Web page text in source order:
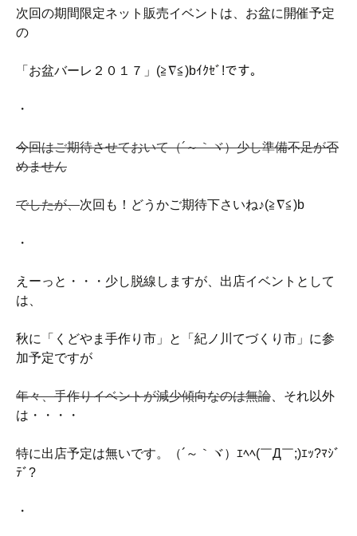
次回の期間限定ネット販売イベントは、お盆に開催予定
の
「お盆バーレ２０１７」(≧∇≦)bｲｸｾﾞ!です。
・
今回はご期待させておいて（´～｀ヾ）少し準備不足が否
めません
でしたが、次回も！どうかご期待下さいね♪(≧∇≦)b
・
えーっと・・・少し脱線しますが、出店イベントとして
は、
秋に「くどやま手作り市」と「紀ノ川てづくり市」に参
加予定ですが
年々、手作りイベントが減少傾向なのは無論 、それ以外
は・・・・
特に出店予定は無いです。（´～｀ヾ）ｴﾍﾍ(￣Д￣;)ｴｯ?ﾏｼﾞ
ﾃﾞ?
・